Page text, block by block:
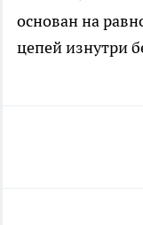
основан на
цепей изнутри